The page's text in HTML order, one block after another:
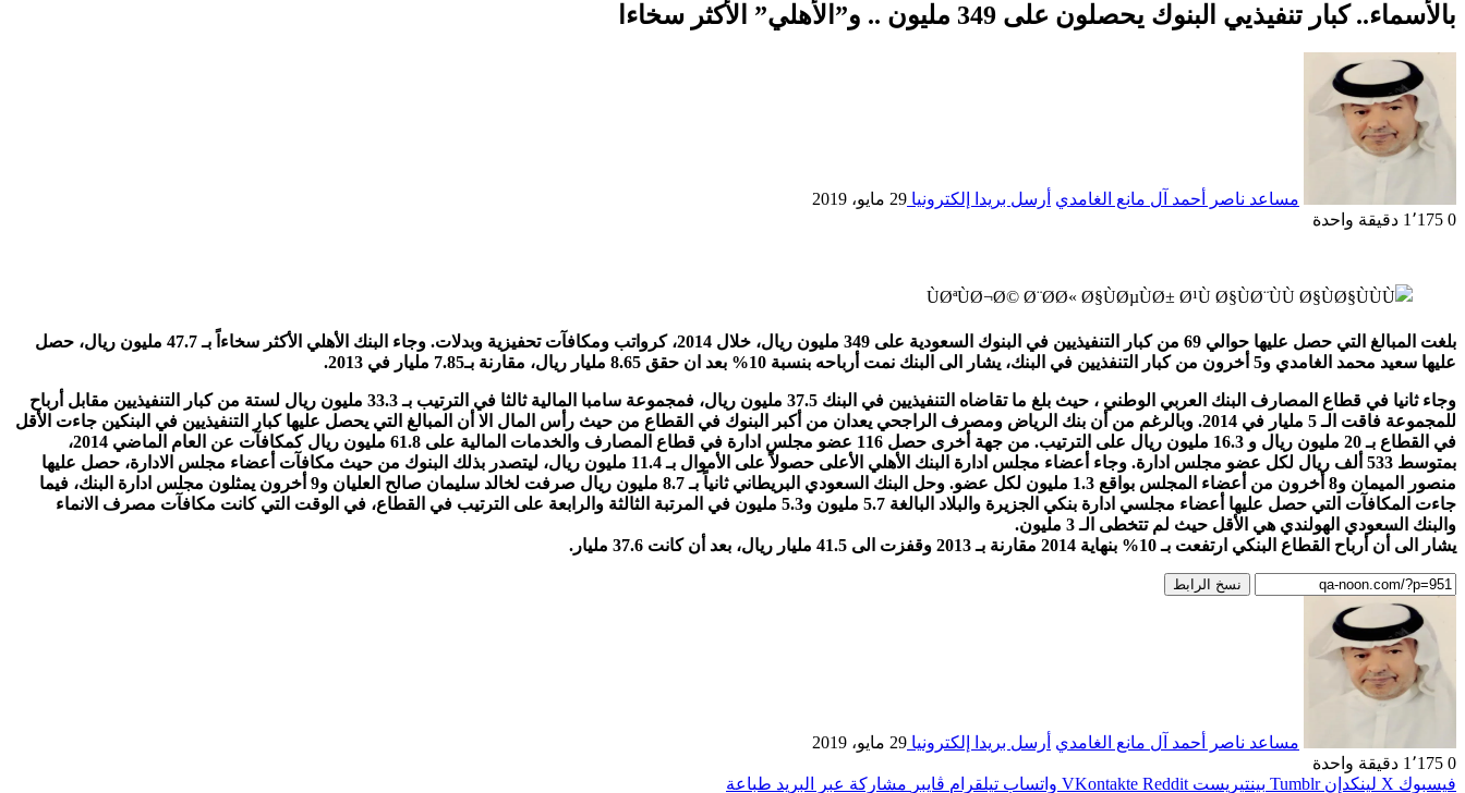
بالأسماء.. كبار تنفيذيي البنوك يحصلون على 349 مليون .. و”الأهلي” الأكثر سخاءا
مساعد ناصر أحمد آل مانع الغامدي أرسل بريدا إلكترونيا 29 مايو، 2019
0
دقيقة واحدة
بلغت المبالغ التي حصل عليها حوالي 69 من كبار التنفيذيين في البنوك السعودية على 349 مليون ريال، خلال 2014، كرواتب ومكافآت تحفيزية وبدلات. وجاء البنك الأهلي الأكثر سخاءاً بـ 47.7 مليون ريال، حصل
عليها سعيد محمد الغامدي و5 أخرون من كبار التنفذيين في البنك، يشار الى البنك نمت أرباحه بنسبة 10% بعد ان حقق 8.65 مليار ريال، مقارنة بـ7.85 مليار في 2013.
وجاء ثانيا في قطاع المصارف البنك العربي الوطني ، حيث بلغ ما تقاضاه التنفيذيين في البنك 37.5 مليون ريال، فمجموعة سامبا المالية ثالثا في الترتيب بـ 33.3 مليون ريال لستة من كبار التنفيذيين مقابل أرباح
للمجموعة فاقت الـ 5 مليار في 2014. وبالرغم من أن بنك الرياض ومصرف الراجحي يعدان من أكبر البنوك في القطاع من حيث رأس المال الا أن المبالغ التي يحصل عليها كبار التنفيذيين في البنكين جاءت الأقل
في القطاع بـ 20 مليون ريال و 16.3 مليون ريال على الترتيب. من جهة أخرى حصل 116 عضو مجلس ادارة في قطاع المصارف والخدمات المالية على 61.8 مليون ريال كمكافآت عن العام الماضي 2014،
بمتوسط 533 ألف ريال لكل عضو مجلس ادارة. وجاء أعضاء مجلس ادارة البنك الأهلي الأعلى حصولاً على الأموال بـ 11.4 مليون ريال، ليتصدر بذلك البنوك من حيث مكافآت أعضاء مجلس الادارة، حصل عليها
منصور الميمان و8 أخرون من أعضاء المجلس بواقع 1.3 مليون لكل عضو. وحل البنك السعودي البريطاني ثانياً بـ 8.7 مليون ريال صرفت لخالد سليمان صالح العليان و9 أخرون يمثلون مجلس ادارة البنك، فيما
جاءت المكافآت التي حصل عليها أعضاء مجلسي ادارة بنكي الجزيرة والبلاد البالغة 5.7 مليون و5.3 مليون في المرتبة الثالثة والرابعة على الترتيب في القطاع، في الوقت التي كانت مكافآت مصرف الانماء
والبنك السعودي الهولندي هي الأقل حيث لم تتخطى الـ 3 مليون.
يشار الى أن أرباح القطاع البنكي ارتفعت بـ 10% بنهاية 2014 مقارنة بـ 2013 وقفزت الى 41.5 مليار ريال، بعد أن كانت 37.6 مليار.
نسخ الرابط
مساعد ناصر أحمد آل مانع الغامدي أرسل بريدا إلكترونيا 29 مايو، 2019
0
دقيقة واحدة
فيسبوك ‫X لينكدإن بينتيريست واتساب تيلقرام ڤايبر مشاركة عبر البريد طباعة